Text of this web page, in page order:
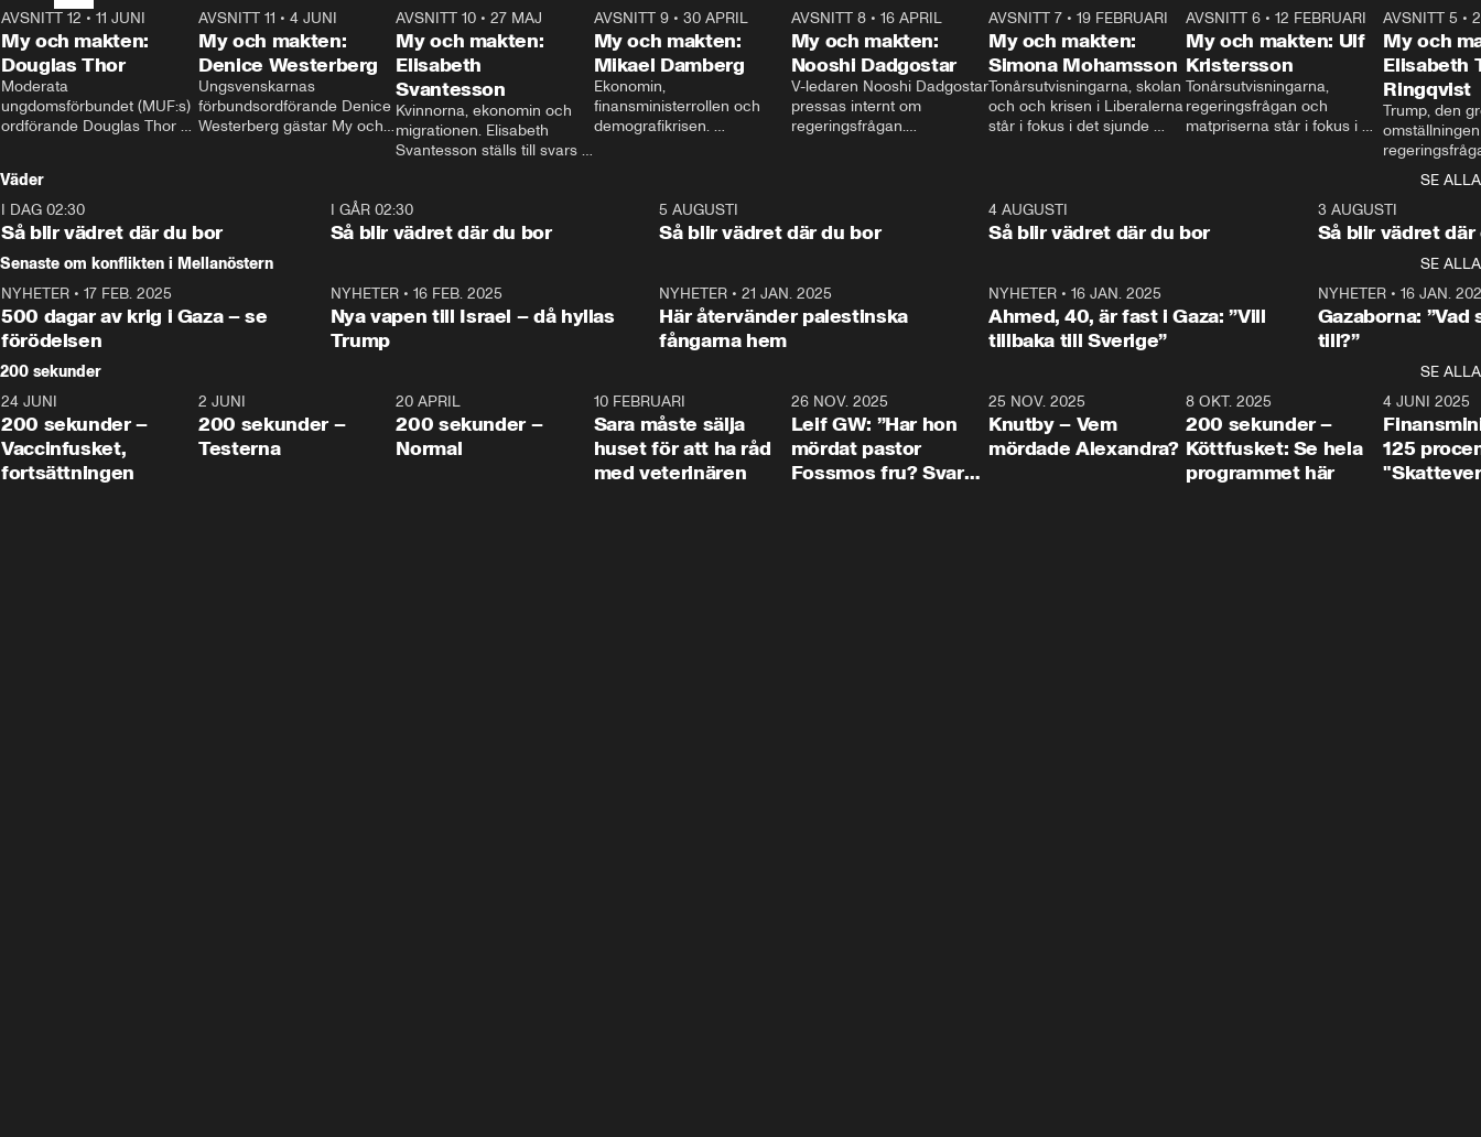
26:27
AVSNITT 12 • 11 JUNI
My och makten:
Douglas Thor
Moderata
ungdomsförbundet (MUF:s)
ordförande Douglas Thor
tonårsutvisningarna och hur
Moderaterna ska locka
väljare till valet i höst.
23:40
AVSNITT 11 •4 JUNI
My och makten:
Denice Westerberg
Ungsvenskarnas
förbundsordförande Denice
Westerberg gästar My och
AVSNITT 10 •27 MAJ
My och makten:
Elisabeth
Svantesson
Kvinnorna, ekonomin och
migrationen. Elisabeth
Svantesson ställs till svars
AVSNITT 9• 30 APRIL
My och makten:
Mikael Damberg
Ekonomin,
finansministerrollen och
demografikrisen.
och Makten.
AVSNITT 8• 16 APRIL
My och makten:
Nooshi Dadgostar
V-ledaren Nooshi Dadgostar
pressas internt om
regeringsfrågan.
– Vi ställer upp i val. Ska vi
vara med så sitter vi förstås
24:30
AVSNITT 7• 19 FEBRUARI
My och makten:
Simona Mohamsson
Tonårsutvisningarna, skolan
och och krisen i Liberalerna
står i fokus i det sjunde
kommentator My
Rohwedder ställer
utbildnings- och
Mohamsson till svars.
27:30
AVSNITT 6 •12 FEBRUARI
My och makten: Ulf
Kristersson
Tonårsutvisningarna,
regeringsfrågan och
matpriserna står i fokus i
Rohwedder ställer
statsminister Ulf Kristersson
AVSNITT 5 •
My och
Elisabeth
Ringqvist
Trump, den
centrum i
avsnittet av
Makten”. Se
Aftonbladets
Rohwedder
Thand Ring
Väder
SE ALLA
I DAG 02:30
Så blir vädret där du bor
1:06
I GÅR 02:30
Så blir vädret där du bor
5 AUGUSTI
Så blir vädret där du bor
4 AUGUSTI
Så blir vädret där du bor
3 AUGUSTI
Så blir vädret där
Senaste om konflikten i Mellanöstern
SE ALLA
NYHETER • 17 FEB. 2025
500 dagar av krig i Gaza – se
förödelsen
NYHETER• 16 FEB. 2025
Nya vapen till Israel – då hyllas
Trump
NYHETER •21 JAN. 2025
Här återvänder palestinska
fångarna hem
NYHETER• 16 JAN. 2025
Ahmed, 40, är fast i Gaza: ”Vill
tillbaka till Sverige”
NYHETER• 16 JAN.
Gazaborna:
till?”
200 sekunder
SE ALLA
5:00
24 JUNI
200 sekunder –
Vaccinfusket,
fortsättningen
4:23
2 JUNI
200 sekunder –
Testerna
20 APRIL
200 sekunder –
Normal
10 FEBRUARI
Sara måste sälja
huset för att ha råd
med veterinären
26 NOV. 2025
Leif GW: ”Har hon
mördat pastor
Fossmos fru? Svar
31:05
25 NOV. 2025
Knutby – Vem
mördade Alexandra?
4:29
8 OKT. 2025
200 sekunder –
Köttfusket: Se hela
programmet här
4 JUNI 2025
125